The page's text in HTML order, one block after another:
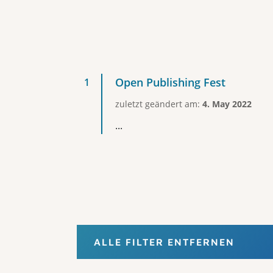
Open Publishing Fest
zuletzt geändert am: 4. May 2022
...
ALLE FILTER ENTFERNEN